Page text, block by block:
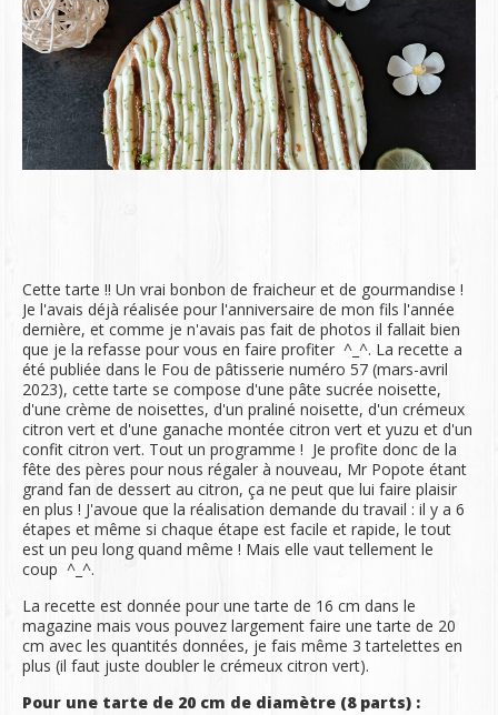
Cette tarte !! Un vrai bonbon de fraicheur et de gourmandise !
Je l'avais déjà réalisée pour l'anniversaire de mon fils l'année
dernière, et comme je n'avais pas fait de photos il fallait bien
que je la refasse pour vous en faire profiter ^_^. La recette a
été publiée dans le Fou de pâtisserie numéro 57 (mars-avril
2023), cette tarte se compose d'une pâte sucrée noisette,
d'une crème de noisettes, d'un praliné noisette, d'un crémeux
citron vert et d'une ganache montée citron vert et yuzu et d'un
confit citron vert. Tout un programme ! Je profite donc de la
fête des pères pour nous régaler à nouveau, Mr Popote étant
grand fan de dessert au citron, ça ne peut que lui faire plaisir
en plus ! J'avoue que la réalisation demande du travail : il y a 6
étapes et même si chaque étape est facile et rapide, le tout
est un peu long quand même ! Mais elle vaut tellement le
coup ^_^.
La recette est donnée pour une tarte de 16 cm dans le
magazine mais vous pouvez largement faire une tarte de 20
cm avec les quantités données, je fais même 3 tartelettes en
plus (il faut juste doubler le crémeux citron vert).
Pour une tarte de 20 cm de diamètre (8 parts) :